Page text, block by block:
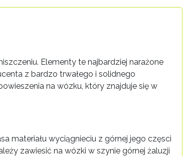
Elementy te najbardziej narażone
z bardzo trwałego i solidnego
na wózku, który znajduje się w
materiału wyciągnieciu z górnej jego częsci
zawiesić na wózki w szynie górnej żaluzji